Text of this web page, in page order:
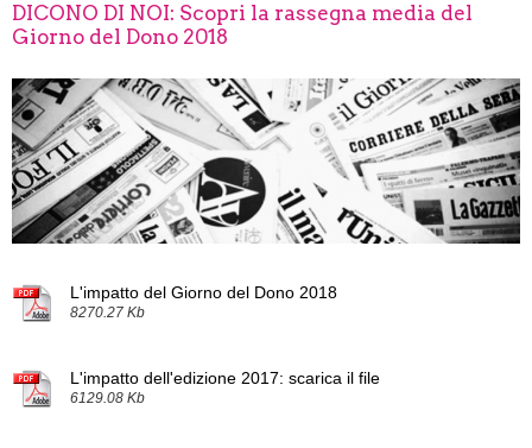
DICONO DI NOI: Scopri la rassegna media del
Giorno del Dono 2018
L'impatto del Giorno del Dono 2018
8270.27 Kb
L'impatto dell'edizione 2017: scarica il file
6129.08 Kb